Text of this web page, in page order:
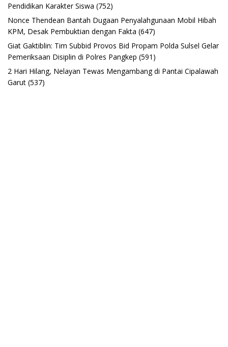
Pendidikan Karakter Siswa (752)
Nonce Thendean Bantah Dugaan Penyalahgunaan Mobil Hibah
KPM, Desak Pembuktian dengan Fakta (647)
Giat Gaktiblin: Tim Subbid Provos Bid Propam Polda Sulsel Gelar
Pemeriksaan Disiplin di Polres Pangkep (591)
2 Hari Hilang, Nelayan Tewas Mengambang di Pantai Cipalawah
Garut (537)